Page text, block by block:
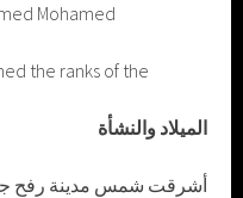
Mohamed
the ranks of the
الميلاد والنشأة
أشرقت شمس مدينة رفح